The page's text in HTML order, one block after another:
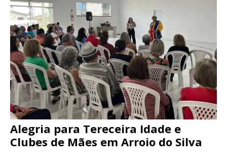
Alegria para Tereceira Idade e
Clubes de Mães em Arroio do Silva